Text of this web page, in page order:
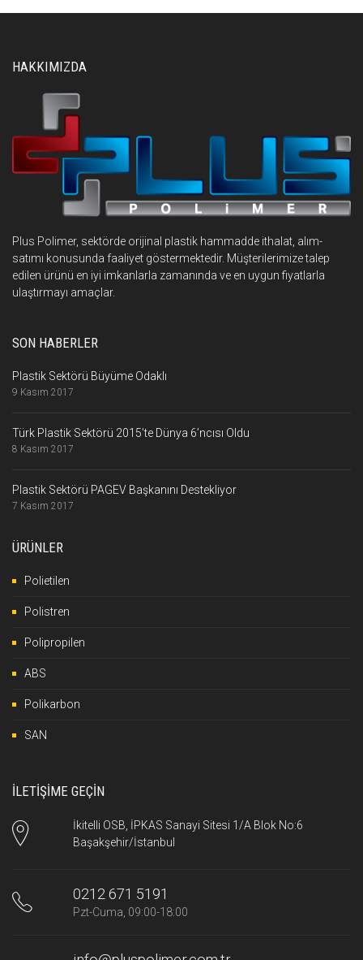
HAKKIMIZDA
Plus Polimer, sektörde orijinal plastik hammadde ithalat, alım-
satımı konusunda faaliyet göstermektedir. Müşterilerimize talep
edilen ürünü en iyi imkanlarla zamanında ve en uygun fiyatlarla
ulaştırmayı amaçlar.
SON HABERLER
Plastik Sektörü Büyüme Odaklı
9 Kasım 2017
Türk Plastik Sektörü 2015’te Dünya 6’ncısı Oldu
8 Kasım 2017
Plastik Sektörü PAGEV Başkanını Destekliyor
7 Kasım 2017
ÜRÜNLER
Polietilen
Polistren
Polipropilen
ABS
Polikarbon
SAN
İLETİŞİME GEÇİN
İkitelli OSB, İPKAS Sanayi Sitesi 1/A Blok No:6
Başakşehir/İstanbul
0212 671 5191
Pzt-Cuma, 09:00-18:00